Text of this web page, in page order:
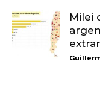
Milei